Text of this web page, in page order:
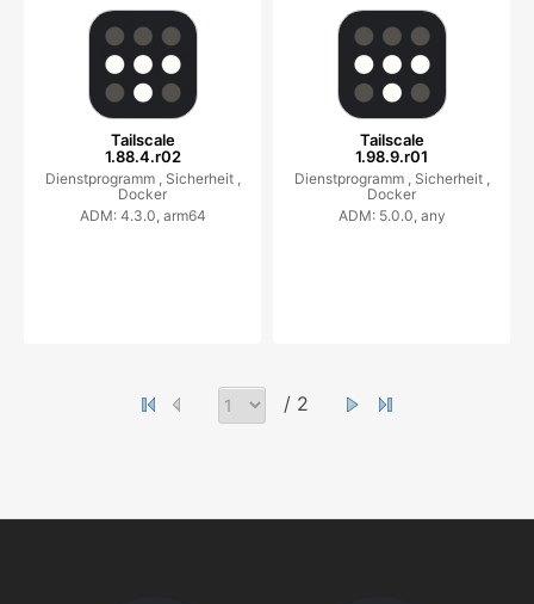
Tailscale
1.88.4.r02
Dienstprogramm , Sicherheit ,
Docker
ADM: 4.3.0, arm64
Tailscale
1.98.9.r01
Dienstprogramm , Sicherheit ,
Docker
ADM: 5.0.0, any
/ 2